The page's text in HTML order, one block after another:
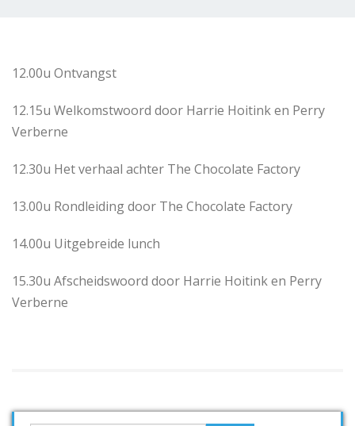
12.00u Ontvangst
12.15u Welkomstwoord door Harrie Hoitink en Perry
Verberne
12.30u Het verhaal achter The Chocolate Factory
13.00u Rondleiding door The Chocolate Factory
14.00u Uitgebreide lunch
15.30u Afscheidswoord door Harrie Hoitink en Perry
Verberne